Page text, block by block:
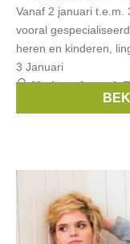
Vanaf 2 januari t.e.m.
vooral
heren en kinderen,
3 Januari
Merken:Armani,